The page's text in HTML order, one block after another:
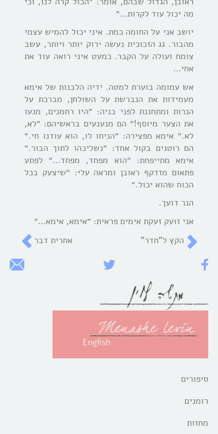
מה יכול עוד לקרות…״
יושב אני על החומה כמת. איני יכול להמיש עצמי
מהבור. גג הזכוכית נעשה ירוק יותר ויותר, עשב
צומח ועולה על הקבר. כמעט איני רואה עוד את
אחי…
אש עמומה בוערת למטה. ידיה הלבנות של אימא
מעמידות את הנברשת על השולחן, מברכת על
הנרות ומתחננת לפני בניה: ״היו רחמנים, מנעו
את הצער מיוסף!״ הם מנענעים בראשיהם: ״לא,
לא.״ אימא מפצירה: ״הניחו לו, הוא עודנו חי.״
הם רוטנים בקול אחד: ״נשליכהו לתוך הבור.״
אימא מתייפחת: ״הוא מפחד, מפחד…״ לפתע
פתאום מזדקף ראובן ומראה עלי: ״שיצעק בכל
הכוח שהוא יכול.״
הנר דועך.
אני זועק זעקת אימים פראית: ״אימא, אימא…״
הקץ ל”חדר”
אחרית דבר
English
סיפורים
רומנים
מחזות